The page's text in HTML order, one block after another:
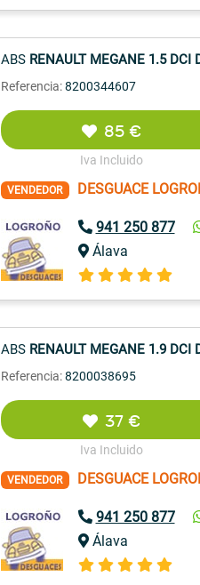
ABS RENAULT MEGANE 1.5 DCI
Referencia: 8200344607
85 €
Iva Incluido
VENDEDOR DESGUACE
941 250 877
Álava
ABS RENAULT MEGANE 1.9 DCI
Referencia: 8200038695
37 €
Iva Incluido
VENDEDOR DESGUACE
941 250 877
Álava